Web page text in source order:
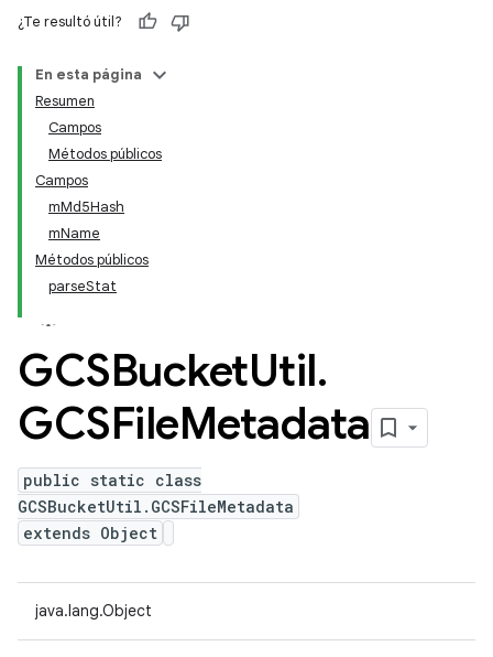
¿Te resultó útil?
En esta página
Resumen
Campos
Métodos públicos
Campos
mMd5Hash
mName
Métodos públicos
parseStat
GCSBucketUtil.
GCSFileMetadata
public static class
GCSBucketUtil.GCSFileMetadata
extends Object
java.lang.Object